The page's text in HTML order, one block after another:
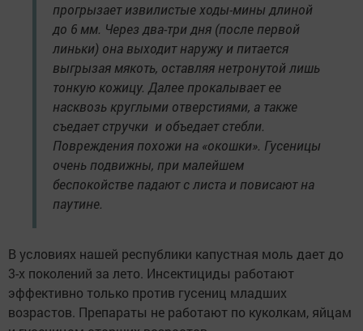
прогрызает извилистые ходы-мины длиной
до 6 мм. Через два-три дня (после первой
линьки) она выходит наружу и питается
выгрызая мякоть, оставляя нетронутой лишь
тонкую кожицу. Далее прокалывает ее
насквозь круглыми отверстиями, а также
съедает стручки и объедает стебли.
Повреждения похожи на «окошки». Гусеницы
очень подвижны, при малейшем
беспокойстве падают с листа и повисают на
паутине.
В условиях нашей республики капустная моль дает до
3-х поколений за лето. Инсектициды работают
эффективно только против гусениц младших
возрастов. Препараты не работают по куколкам, яйцам